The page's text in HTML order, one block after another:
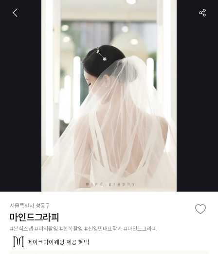
서울특별시 성동구
마인드그라피
#본식스냅 #야외촬영 #한복촬영 #신영민대표작가 #마인드그라피
메이크마이웨딩 제공 혜택